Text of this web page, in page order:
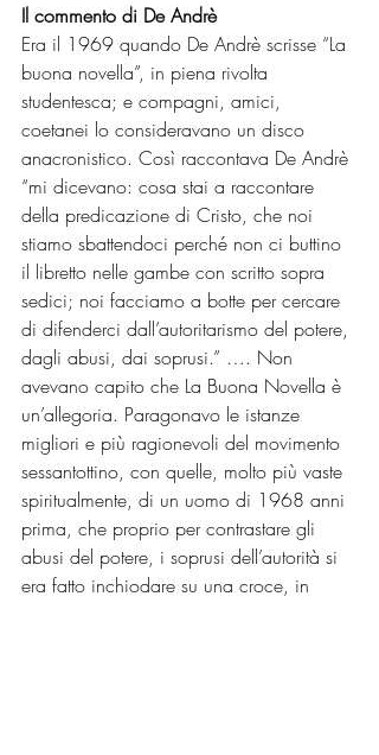
Il commento di De Andrè
Era il 1969 quando De Andrè scrisse “La
buona novella”, in piena rivolta
studentesca; e compagni, amici,
coetanei lo consideravano un disco
anacronistico. Così raccontava De Andrè
“mi dicevano: cosa stai a raccontare
della predicazione di Cristo, che noi
stiamo sbattendoci perché non ci buttino
il libretto nelle gambe con scritto sopra
sedici; noi facciamo a botte per cercare
di difenderci dall’autoritarismo del potere,
dagli abusi, dai soprusi.” …. Non
avevano capito che La Buona Novella è
un’allegoria. Paragonavo le istanze
migliori e più ragionevoli del movimento
sessantottino, con quelle, molto più vaste
spiritualmente, di un uomo di 1968 anni
prima, che proprio per contrastare gli
abusi del potere, i soprusi dell’autorità si
era fatto inchiodare su una croce, in